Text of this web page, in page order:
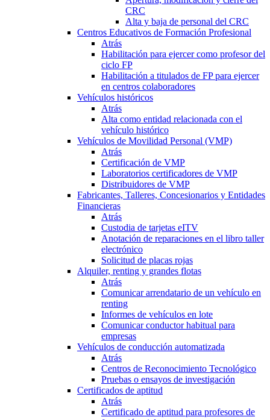
CRC
Alta y baja de personal del CRC
Centros Educativos de Formación Profesional
Atrás
Habilitación para ejercer como profesor del
ciclo FP
Habilitación a titulados de FP para ejercer
en centros colaboradores
Vehículos históricos
Atrás
Alta como entidad relacionada con el
vehículo histórico
Vehículos de Movilidad Personal (VMP)
Atrás
Certificación de VMP
Laboratorios certificadores de VMP
Distribuidores de VMP
Fabricantes, Talleres, Concesionarios y Entidades
Financieras
Atrás
Custodia de tarjetas eITV
Anotación de reparaciones en el libro taller
electrónico
Solicitud de placas rojas
Alquiler, renting y grandes flotas
Atrás
Comunicar arrendatario de un vehículo en
renting
Informes de vehículos en lote
Comunicar conductor habitual para
empresas
Vehículos de conducción automatizada
Atrás
Centros de Reconocimiento Tecnológico
Pruebas o ensayos de investigación
Certificados de aptitud
Atrás
Certificado de aptitud para profesores de